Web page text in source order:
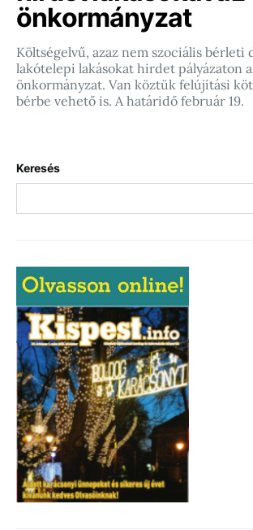
önkormányzat
Költségelvű, azaz nem szociális bérleti
lakótelepi lakásokat hirdet pályázaton
önkormányzat. Van köztük felújítási
bérbe vehető is. A határidő február 19.
Keresés